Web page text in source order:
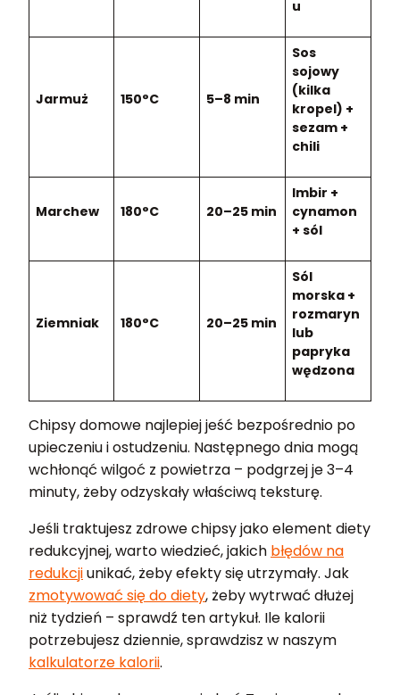
u
Jarmuż 150°C 5–8 min
Sos
sojowy
(kilka
kropel) +
sezam +
chili
Marchew 180°C 20–25 min
Imbir +
cynamon
+ sól
Ziemniak 180°C 20–25 min
Sól
morska +
rozmaryn
lub
papryka
wędzona
Chipsy domowe najlepiej jeść bezpośrednio po
upieczeniu i ostudzeniu. Następnego dnia mogą
wchłonąć wilgoć z powietrza – podgrzej je 3–4
minuty, żeby odzyskały właściwą teksturę.
Jeśli traktujesz zdrowe chipsy jako element diety
redukcyjnej, warto wiedzieć, jakich błędów na
redukcjiunikać, żeby efekty się utrzymały. Jak
zmotywować się do diety, żeby wytrwać dłużej
niż tydzień – sprawdź ten artykuł. Ile kalorii
potrzebujesz dziennie, sprawdzisz w naszym
kalkulatorze kalorii.